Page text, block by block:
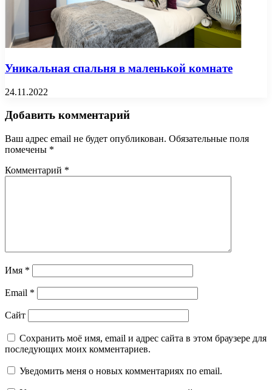
Уникальная спальня в маленькой комнате
24.11.2022
Добавить комментарий
Ваш адрес email не будет опубликован. Обязательные поля
помечены *
Комментарий *
Имя *
Email *
Сайт
Сохранить моё имя, email и адрес сайта в этом браузере для
последующих моих комментариев.
Уведомить меня о новых комментариях по email.